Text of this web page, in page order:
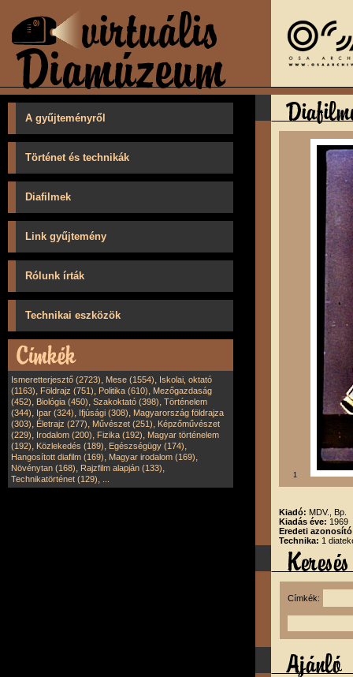
A gyűjteményről
Történet és technikák
Diafilmek
Link gyűjtemény
Rólunk írták
Technikai eszközök
Ismeretterjesztő (2723), Mese (1554), Iskolai, oktató
(1163), Földrajz (751), Politika (610), Mezőgazdaság
(452), Biológia (450), Szakoktató (398), Történelem
(344), Ipar (324), Ifjúsági (308), Magyarország földrajza
(303), Életrajz (277), Művészet (251), Képzőművészet
(229), Irodalom (200), Fizika (192), Magyar történelem
(192), Közlekedés (189), Egészségügy (174),
Hangosított diafilm (169), Magyar irodalom (169),
Növénytan (168), Rajzfilm alapján (133),
Technikatörténet (129), 1
Kiadó: MDV., Bp.
Kiadás éve: 1969
Eredeti
Technika: 1
Címkék: